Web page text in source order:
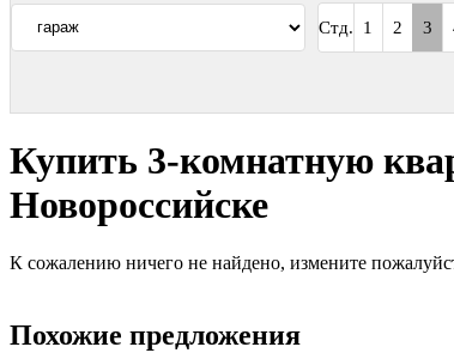
Стд. 1 2 3
Купить 3-комнатную
Новороссийске
К сожалению ничего не найдено, измените
Похожие предложения